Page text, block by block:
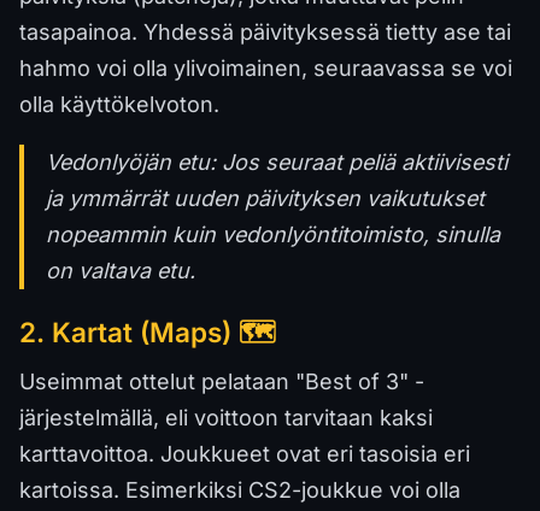
tasapainoa. Yhdessä päivityksessä tietty ase tai
hahmo voi olla ylivoimainen, seuraavassa se voi
olla käyttökelvoton.
Vedonlyöjän etu: Jos seuraat peliä aktiivisesti
ja ymmärrät uuden päivityksen vaikutukset
nopeammin kuin vedonlyöntitoimisto, sinulla
on valtava etu.
2. Kartat (Maps) 🗺️
Useimmat ottelut pelataan "Best of 3" -
järjestelmällä, eli voittoon tarvitaan kaksi
karttavoittoa. Joukkueet ovat eri tasoisia eri
kartoissa. Esimerkiksi CS2-joukkue voi olla